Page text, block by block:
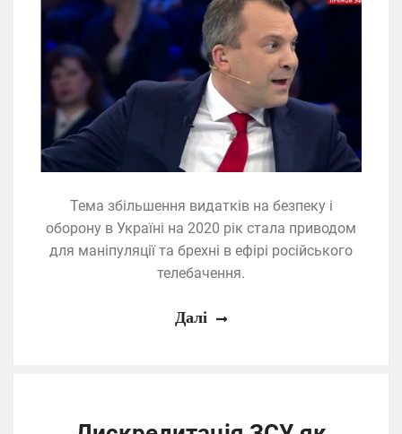
Тема збільшення видатків на безпеку і
оборону в Україні на 2020 рік стала приводом
для маніпуляції та брехні в ефірі російського
телебачення.
Далі